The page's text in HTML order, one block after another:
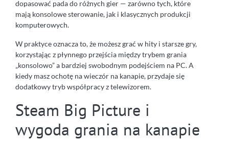
dopasować pada do różnych gier — zarówno tych, które
mają konsolowe sterowanie, jak i klasycznych produkcji
komputerowych.
W praktyce oznacza to, że możesz grać w hity i starsze gry,
korzystając z płynnego przejścia między trybem grania
„konsolowo” a bardziej swobodnym podejściem na PC. A
kiedy masz ochotę na wieczór na kanapie, przydaje się
dodatkowy tryb współpracy z telewizorem.
Steam Big Picture i
wygoda grania na kanapie